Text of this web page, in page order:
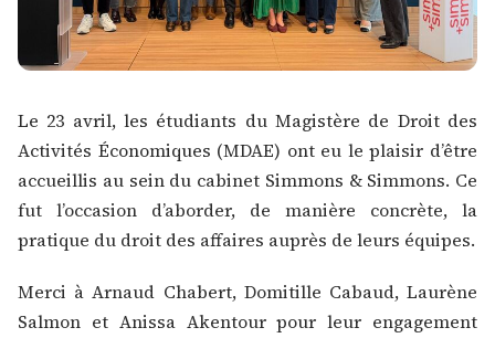
Le 23 avril, les étudiants du Magistère de Droit des
Activités Économiques (MDAE) ont eu le plaisir d’être
accueillis au sein du cabinet Simmons & Simmons. Ce
fut l’occasion d’aborder, de manière concrète, la
pratique du droit des affaires auprès de leurs équipes.
Merci àArnaud Chabert, Domitille Cabaud,Laurène
Salmon et Anissa Akentourpour leur engagement